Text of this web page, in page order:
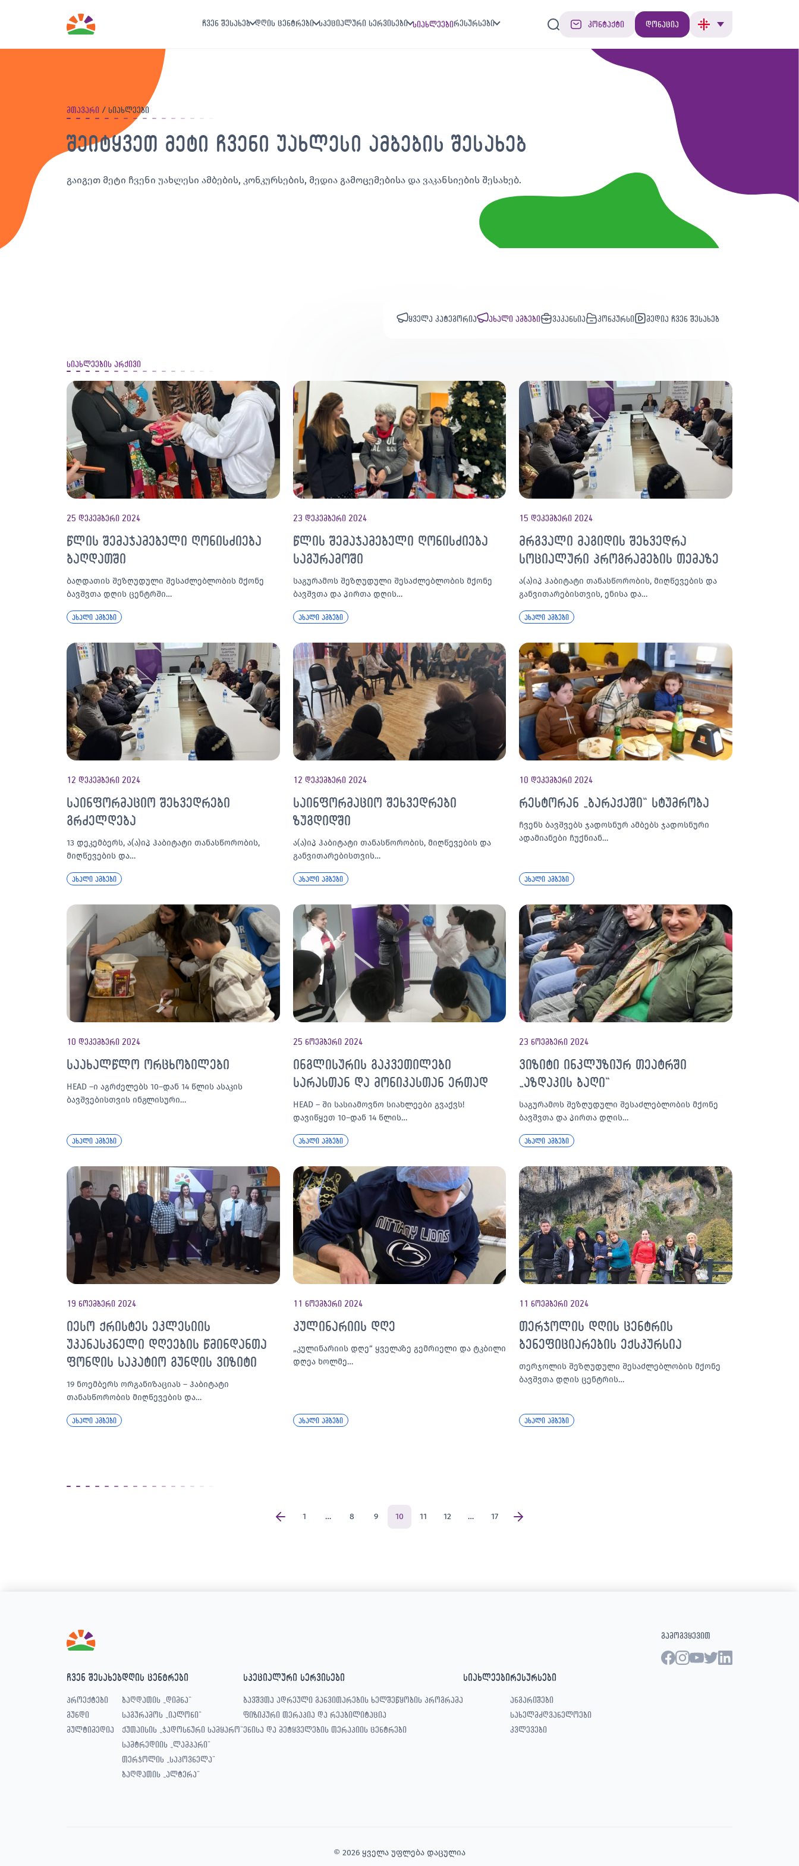
ჩვენ შესახებ დღის ცენტრები სპეციალური სერვისები სიახლეებირესურსები კონტაქტი დონაცია
მთავარი სიახლეები
შეიტყვეთ მეტი ჩვენი უახლესი ამბების შესახებ
გაიგეთ მეტი ჩვენი უახლესი ამბების, კონკურსების, მედია გამოცემებისა და ვაკანსიების შესახებ.
ყველა კატეგორია ახალი ამბები ვაკანსია კონკურსი მედია ჩვენ შესახებ
სიახლეების არქივი
25 დეკემბერი 2024
წლის შემაჯამებელი ღონისძიება
ბაღდათში
ბაღდათის შეზღუდული შესაძლებლობის მქონე
ბავშვთა დღის ცენტრში…
ახალი ამბები
23 დეკემბერი 2024
წლის შემაჯამებელი ღონისძიება
საგურამოში
საგურამოს შეზღუდული შესაძლებლობის მქონე
ბავშვთა და პირთა დღის…
ახალი ამბები
15 დეკემბერი 2024
მრგვალი მაგიდის შეხვედრა
სოციალური პროგრამების თემაზე
ა(ა)იპ ჰაბიტატი თანასწორობის, მიღწევების და
განვითარებისთვის, ენისა და…
ახალი ამბები
12 დეკემბერი 2024
საინფორმაციო შეხვედრები
გრძელდება
13 დეკემბერს, ა(ა)იპ ჰაბიტატი თანასწორობის,
მიღწევების და…
ახალი ამბები
12 დეკემბერი 2024
საინფორმაციო შეხვედრები
ზუგდიდში
ა(ა)იპ ჰაბიტატი თანასწორობის, მიღწევების და
განვითარებისთვის…
ახალი ამბები
10 დეკემბერი 2024
რესტორან „ბარაქაში“ სტუმრობა
ჩვენს ბავშვებს ჯადოსნურ ამბებს ჯადოსნური
ადამიანები ჩუქნიან…
ახალი ამბები
10 დეკემბერი 2024
საახალწლო ორცხობილები
HEAD –ი აგრძელებს 10–დან 14 წლის ასაკის
ბავშვებისთვის ინგლისური…
ახალი ამბები
25 ნოემბერი 2024
ინგლისურის გაკვეთილები
სარასთან და მონიკასთან ერთად
HEAD – ში სასიამოვნო სიახლეები გვაქვს!
დავიწყეთ 10–დან 14 წლის…
ახალი ამბები
23 ნოემბერი 2024
ვიზიტი ინკლუზიურ თეატრში
„აზდაკის ბაღი“
საგურამოს შეზღუდული შესაძლებლობის მქონე
ბავშვთა და პირთა დღის…
ახალი ამბები
19 ნოემბერი 2024
იესო ქრისტეს ეკლესიის
უკანასკნელი დღეების წმინდანთა
ფონდის საპატიო გუნდის ვიზიტი
19 ნოემბერს ორგანიზაციას – ჰაბიტატი
თანასწორობის მიღწევების და…
ახალი ამბები
11 ნოემბერი 2024
კულინარიის დღე
„კულინარიის დღე“ ყველაზე გემრიელი და ტკბილი
დღეა ხოლმე…
ახალი ამბები
11 ნოემბერი 2024
თერჯოლის დღის ცენტრის
ბენეფიციარების ექსკურსია
თერჯოლის შეზღუდული შესაძლებლობის მქონე
ბავშვთა დღის ცენტრის…
ახალი ამბები
1 … 8 9 10 11 12 … 17
ჩვენ შესახებ
პროექტები
გუნდი
მულტიმედია
დღის ცენტრები
ბაღდათის „დიმნა“
საგურამოს „იალონი“
ქუთაისის „ჯადოსნური სამყარო“
სამტრედიის „ლამპარი“
თერჯოლის „საპოვნელა“
ბაღდათის „ალტერა“
სპეციალური სერვისები
ბავშვთა ადრეული განვითარების ხელშეწყობის პროგრამა
ფიზიკური თერაპია და რეაბილიტაცია
ენისა და მეტყველების თერაპიის ცენტრები
სიახლეებირესურსები
ანგარიშები
სახელმძღვანელოები
კვლევები
გამოგვყევით
© 2026 ყველა უფლება დაცულია